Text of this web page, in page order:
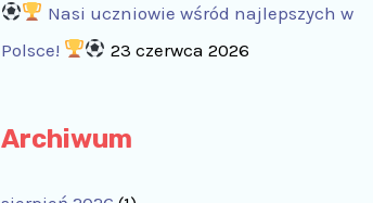
Nasi uczniowie wśród najlepszych w
Polsce!
23 czerwca 2026
Archiwum